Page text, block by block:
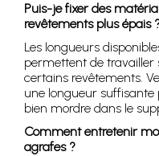
Puis-je fixer des
revêtements plus épais
Les longueurs
permettent de travailler
certains revêtements.
une longueur
bien mordre dans le
Comment entretenir
agrafes ?